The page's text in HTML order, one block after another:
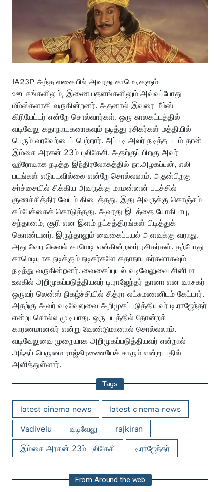
IA23P அந்த வகையில் அவரது காமெடிகளும்
ஊடகங்களிலும், இணையதளங்களிலும் அவ்வப்போது
மீம்ஸ்களாகி வருகின்றனர். அதனால் இவரை மீம்ஸ்
கிரியேட்டர் என்றே சொல்வார்கள். ஒரு காலகட்டத்தில்
வடிவேலு கதாநாயகனாகவும் நடித்து ரசிகர்கள் மத்தியில்
பெரும் வரவேற்பைப் பெற்றார். அப்படி அவர் நடித்த படம் தான்
இம்சை அரசன் 23ம் புலிகேசி. அதற்குப் பிறகு அவர்
ஹீரோவாக நடித்த இந்திரலோகத்தில் நா.அழகப்பன், எலி
படங்கள் எடுபடவில்லை என்றே சொல்லலாம். அதன்பிறகு
சர்ச்சையில் சிக்கிய அவருக்கு மாமன்னன் படத்தில்
குணச்சித்திர வேடம் கிடைத்தது. இது அவருக்கு கொஞ்சம்
கம்பேக்கைக் கொடுத்தது. அவரது இடத்தை யோகிபாபு,
சந்தானம், சூரி என இளம் நட்சத்திரங்கள் பிடித்துக்
கொண்டனர். இருந்தாலும் வைகைப்புயல் அளவுக்கு வராது.
அது வேற லெவல் காமெடி என்கின்றனர் ரசிகர்கள். தற்போது
காமெடியாக நடிக்கும் நடிகர்களே கதாநாயகர்களாகவும்
நடித்து வருகின்றனர். வைகைப்புயல் வடிவேலுவை சினிமா
உலகில் அறிமுகப்படுத்தியவர் டி.ராஜேந்தர் தானா என வாசகர்
ஒருவர் லென்ஸ் நிகழ்ச்சியில் சித்ரா லட்சுமணனிடம் கேட்டார்.
அதற்கு அவர் வடிவேலுவை அறிமுகப்படுத்தியவர் டி.ராஜேந்தர்
என்று சொல்ல முடியாது. ஒரு படத்தில் தோன்றக்
காரணமானவர் என்று வேண்டுமானால் சொல்லலாம்.
வடிவேலுவை முறையாக அறிமுகப்படுத்தியவர் என்றால்
அந்தப் பெருமை ராஜ்கிரணையேச் சாரும் என்று பதில்
அளித்துள்ளார்.
Tags
latest cinema news
latest cinema news
Vadivelu
வடிவேலு
rajkiran
இம்சை அரசன் 23ம் புலிகேசி
டி.ராஜேந்தர்
From Around the web